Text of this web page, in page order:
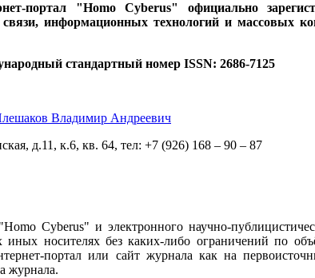
портал "Homo Cyberus" официально
информационных технологий и массовых
стандартный номер ISSN: 2686-7125
Владимир Андреевич
д.11, к.6, кв. 64, тел: +7 (926) 168 – 90 – 87
Cyberus" и электронного научно-
носителях без каких-либо ограничений по
портал или сайт журнала как на
журнала.